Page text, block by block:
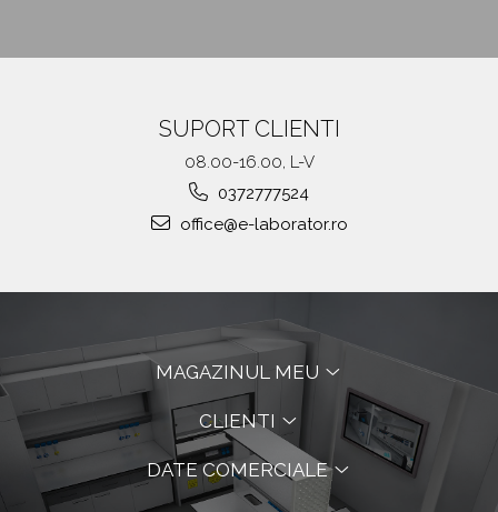
SUPORT CLIENTI
08.00-16.00, L-V
0372777524
office@e-laborator.ro
MAGAZINUL MEU
CLIENTI
DATE COMERCIALE